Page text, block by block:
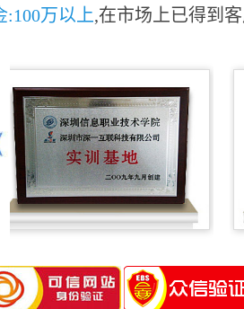
:100万以上,在市场上已得到